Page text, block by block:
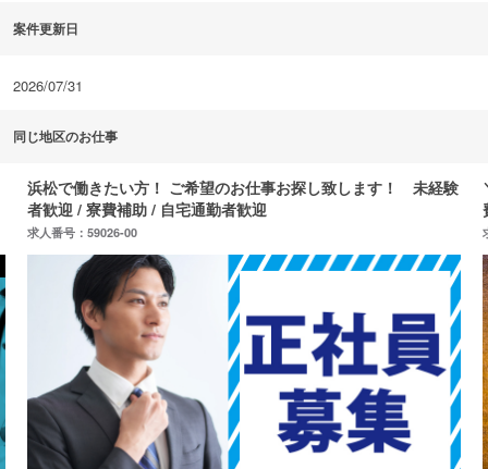
案件更新日
2026/07/31
同じ地区のお仕事
！ 未経験
＼ オープニング募集！ ／ 高圧コネクタ製造｜車通勤
費支給あり｜教育体制充実
求人番号：60704-01